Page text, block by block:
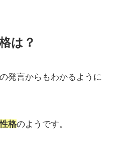
は？
発言からもわかるように
格のようです。